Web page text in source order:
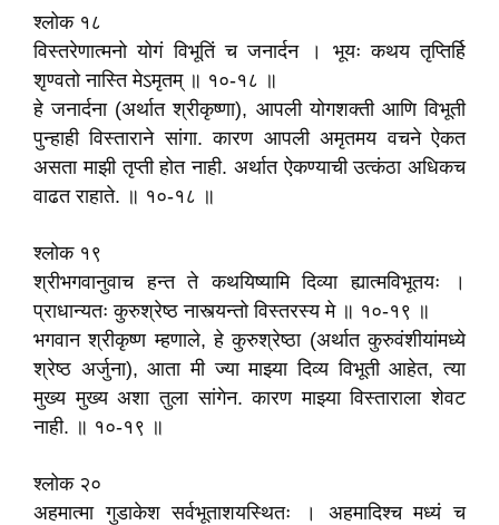
श्लोक १८
विस्तरेणात्मनो योगं विभूतिं च जनार्दन । भूयः कथय तृप्तिर्हि
शृण्वतो नास्ति मेऽमृतम्‌ ॥ १०-१८ ॥
हे जनार्दना (अर्थात श्रीकृष्णा), आपली योगशक्ती आणि विभूती
पुन्हाही विस्ताराने सांगा. कारण आपली अमृतमय वचने ऐकत
असता माझी तृप्ती होत नाही. अर्थात ऐकण्याची उत्कंठा अधिकच
वाढत राहाते. ॥ १०-१८ ॥
श्लोक १९
श्रीभगवानुवाच हन्त ते कथयिष्यामि दिव्या ह्यात्मविभूतयः ।
प्राधान्यतः कुरुश्रेष्ठ नास्त्यन्तो विस्तरस्य मे ॥ १०-१९ ॥
भगवान श्रीकृष्ण म्हणाले, हे कुरुश्रेष्ठा (अर्थात कुरुवंशीयांमध्ये
श्रेष्ठ अर्जुना), आता मी ज्या माझ्या दिव्य विभूती आहेत, त्या
मुख्य मुख्य अशा तुला सांगेन. कारण माझ्या विस्ताराला शेवट
नाही. ॥ १०-१९ ॥
श्लोक २०
अहमात्मा गुडाकेश सर्वभूताशयस्थितः । अहमादिश्च मध्यं च